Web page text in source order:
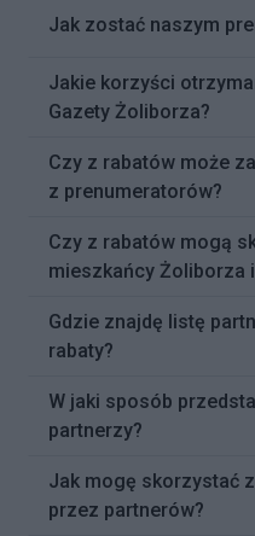
Jak zostać naszym
Jakie korzyści
Gazety Żoliborza?
Czy z rabatów może
z prenumeratorów?
Czy z rabatów mogą
mieszkańcy Żoliborza
Gdzie znajdę listę
rabaty?
W jaki sposób
partnerzy?
Jak mogę skorzystać
przez partnerów?